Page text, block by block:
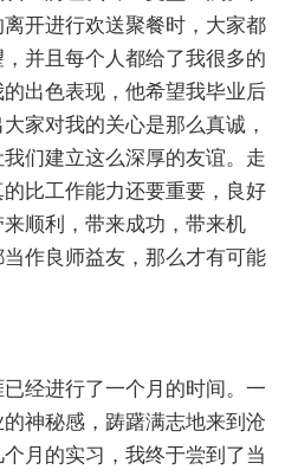
开进行欢送聚餐时，大家都
并且每个人都给了我很多的
出色表现，他希望我毕业后
家对我的关心是那么真诚，
们建立这么深厚的友谊。走
比工作能力还要重要，良好
顺利，带来成功，带来机
作良师益友，那么才有可能
经进行了一个月的时间。一
神秘感，踌躇满志地来到沧
月的实习，我终于尝到了当